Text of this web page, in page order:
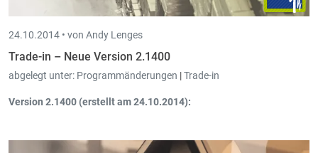
24.10.2014 • von Andy Lenges
Trade-in – Neue Version 2.1400
abgelegt unter: Programmänderungen |Trade-in
Version 2.1400 (erstellt am 24.10.2014):
Satzesim Artikelschirm hinzugefügt. Dieser MwSt.-Satz wird